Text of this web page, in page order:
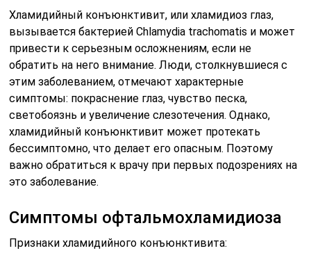
Хламидийный конъюнктивит, или хламидиоз глаз,
вызывается бактерией Chlamydia trachomatis и может
привести к серьезным осложнениям, если не
обратить на него внимание. Люди, столкнувшиеся с
этим заболеванием, отмечают характерные
симптомы: покраснение глаз, чувство песка,
светобоязнь и увеличение слезотечения. Однако,
хламидийный конъюнктивит может протекать
бессимптомно, что делает его опасным. Поэтому
важно обратиться к врачу при первых подозрениях на
это заболевание.
Симптомы офтальмохламидиоза
Признаки хламидийного конъюнктивита: